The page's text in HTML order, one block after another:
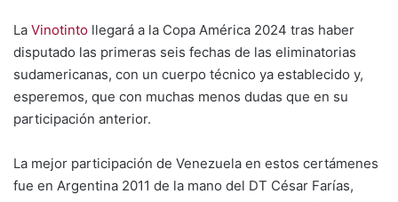
La Vinotinto llegará a la Copa América 2024 tras haber
disputado las primeras seis fechas de las eliminatorias
sudamericanas, con un cuerpo técnico ya establecido y,
esperemos, que con muchas menos dudas que en su
participación anterior.
La mejor participación de Venezuela en estos certámenes
fue en Argentina 2011 de la mano del DT César Farías,